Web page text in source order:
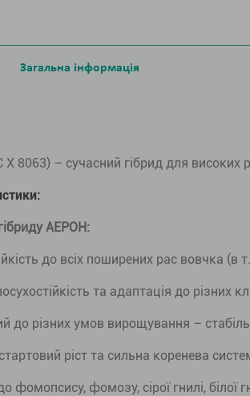
Загальна інформація
8063) – сучасний гібрид для високих
AEРОН:
до всіх поширених рас вовчка (в
та адаптація до різних
до різних умов вирощування –
ріст та сильна коренева
фомопсису, фомозу, сірої гнилі,